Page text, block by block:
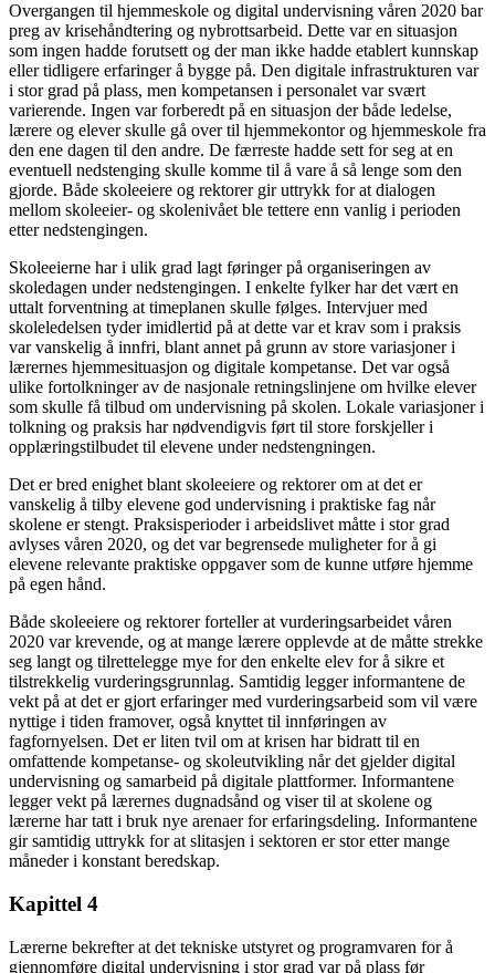
Overgangen til hjemmeskole og digital undervisning våren 2020 bar
preg av krisehåndtering og nybrottsarbeid. Dette var en situasjon
som ingen hadde forutsett og der man ikke hadde etablert kunnskap
eller tidligere erfaringer å bygge på. Den digitale infrastrukturen var
i stor grad på plass, men kompetansen i personalet var svært
varierende. Ingen var forberedt på en situasjon der både ledelse,
lærere og elever skulle gå over til hjemmekontor og hjemmeskole fra
den ene dagen til den andre. De færreste hadde sett for seg at en
eventuell nedstenging skulle komme til å vare å så lenge som den
gjorde. Både skoleeiere og rektorer gir uttrykk for at dialogen
mellom skoleeier- og skolenivået ble tettere enn vanlig i perioden
etter nedstengingen.
Skoleeierne har i ulik grad lagt føringer på organiseringen av
skoledagen under nedstengingen. I enkelte fylker har det vært en
uttalt forventning at timeplanen skulle følges. Intervjuer med
skoleledelsen tyder imidlertid på at dette var et krav som i praksis
var vanskelig å innfri, blant annet på grunn av store variasjoner i
lærernes hjemmesituasjon og digitale kompetanse. Det var også
ulike fortolkninger av de nasjonale retningslinjene om hvilke elever
som skulle få tilbud om undervisning på skolen. Lokale variasjoner i
tolkning og praksis har nødvendigvis ført til store forskjeller i
opplæringstilbudet til elevene under nedstengningen.
Det er bred enighet blant skoleeiere og rektorer om at det er
vanskelig å tilby elevene god undervisning i praktiske fag når
skolene er stengt. Praksisperioder i arbeidslivet måtte i stor grad
avlyses våren 2020, og det var begrensede muligheter for å gi
elevene relevante praktiske oppgaver som de kunne utføre hjemme
på egen hånd.
Både skoleeiere og rektorer forteller at vurderingsarbeidet våren
2020 var krevende, og at mange lærere opplevde at de måtte strekke
seg langt og tilrettelegge mye for den enkelte elev for å sikre et
tilstrekkelig vurderingsgrunnlag. Samtidig legger informantene de
vekt på at det er gjort erfaringer med vurderingsarbeid som vil være
nyttige i tiden framover, også knyttet til innføringen av
fagfornyelsen. Det er liten tvil om at krisen har bidratt til en
omfattende kompetanse- og skoleutvikling når det gjelder digital
undervisning og samarbeid på digitale plattformer. Informantene
legger vekt på lærernes dugnadsånd og viser til at skolene og
lærerne har tatt i bruk nye arenaer for erfaringsdeling. Informantene
gir samtidig uttrykk for at slitasjen i sektoren er stor etter mange
måneder i konstant beredskap.
Kapittel 4
Lærerne bekrefter at det tekniske utstyret og programvaren for å
gjennomføre digital undervisning i stor grad var på plass før